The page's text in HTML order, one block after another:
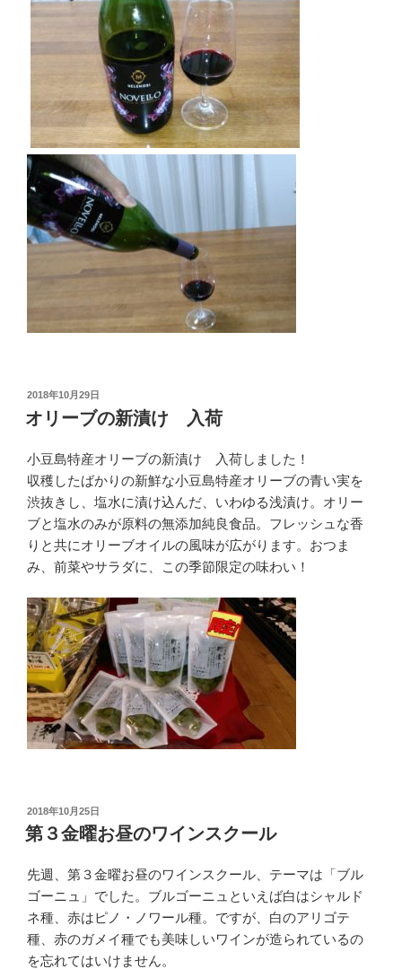
投
稿
日:
2018年10月29日
オリーブの新漬け 入荷
小豆島特産オリーブの新漬け 入荷しました！
収穫したばかりの新鮮な小豆島特産オリーブの青い実を
渋抜きし、塩水に漬け込んだ、いわゆる浅漬け。オリー
ブと塩水のみが原料の無添加純良食品。フレッシュな香
りと共にオリーブオイルの風味が広がります。おつま
み、前菜やサラダに、この季節限定の味わい！
投
稿
日:
2018年10月25日
第３金曜お昼のワインスクール
先週、第３金曜お昼のワインスクール、テーマは「ブル
ゴーニュ」でした。ブルゴーニュといえば白はシャルド
ネ種、赤はピノ・ノワール種。ですが、白のアリゴテ
種、赤のガメイ種でも美味しいワインが造られているの
を忘れてはいけません。